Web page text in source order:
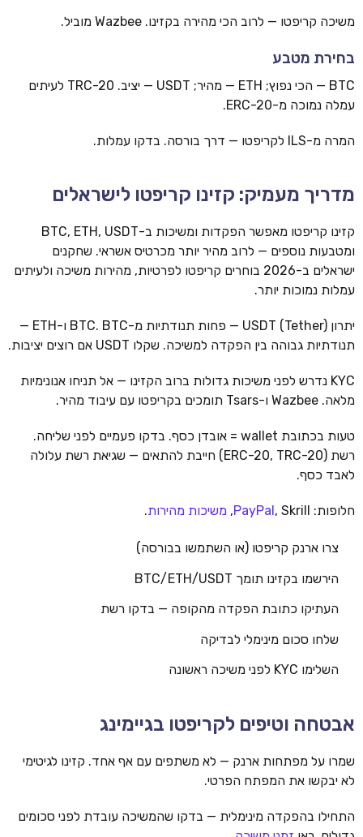
משיכה קריפטו — לרוב הכי מהירה בקזינו. Wazbee מוביל.
בחירת מטבע
BTC — הכי נפוץ; ETH — מהיר; USDT — יציב. TRC-20 לעיתים
עמלה נמוכה מ-ERC-20.
המרה מ-ILS לקריפטו — דרך בורסה. בדקו עמלות.
מדריך מעמיק: קזינו קריפטו לישראלים
קזינו קריפטו מאפשר הפקדות ומשיכות ב-BTC, ETH, USDT
ומטבעות נוספים — לרוב מהיר יותר מכרטיס אשראי. שחקנים
ישראלים ב-2026 בוחרים קריפטו לפרטיות, מהירות משיכה ולעיתים
עמלות נמוכות יותר.
יתרון USDT (Tether) — פחות תנודתיות מ-BTC. BTC ו-ETH —
תנודתיות גבוהה בין הפקדה למשיכה. שקלו USDT אם רוצים יציבות.
KYC נדרש לפני משיכות גדולות ברוב הקזינו — אל תניחו אנונימיות
מלאה. Wazbee ו-Tsars תומכים בקריפטו עם עיבוד מהיר.
טעות בכתובת wallet = אובדן כסף. בדקו פעמיים לפני שליחה.
רשת (ERC-20, TRC-20) חייבת להתאים — שגיאת רשת עלולה
לאבד כסף.
חלופות: PayPal , Skrill, משיכות מהירות.
צרו ארנק קריפטו (או השתמשו בבורסה)
הירשמו בקזינו תומך BTC/ETH/USDT
העתיקו כתובת הפקדה מהקופה — בדקו רשת
שלחו סכום מינימלי לבדיקה
השלימו KYC לפני משיכה ראשונה
אבטחה וטיפים לקריפטו בגיימינג
שמרו על מפתחות ארנק — לא משתפים עם אף אחד. קזינו לגיטימי
לא יבקשו את המפתח הפרטי.
התחילו בהפקדה מינימלית — בדקו שהמשיכה עובדת לפני סכומים